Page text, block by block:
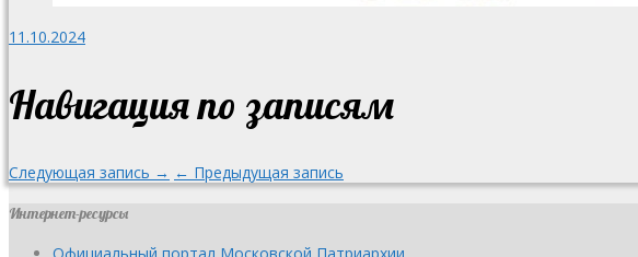
11.10.2024
Навигация по записям
Следующая запись → ← Предыдущая запись
Интернет-ресурсы